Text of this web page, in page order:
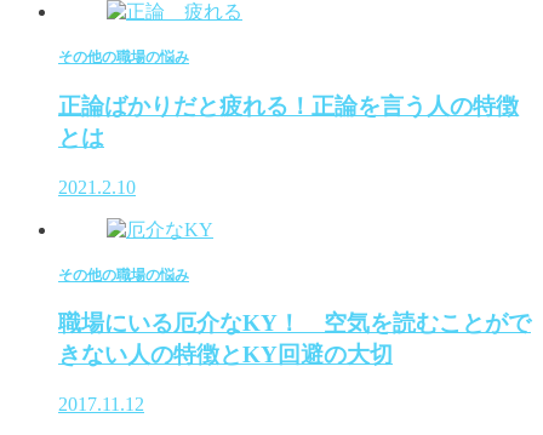
その他の職場の悩み
正論ばかりだと疲れる！正論を言う人の特徴
とは
2021.2.10
その他の職場の悩み
職場にいる厄介なKY！ 空気を読むことがで
きない人の特徴とKY回避の大切
2017.11.12